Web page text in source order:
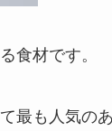
食材です。
最も人気の